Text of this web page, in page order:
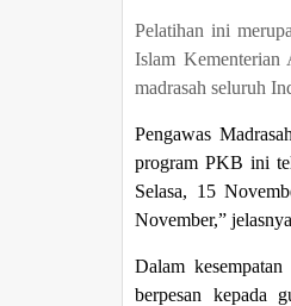
Pelatihan ini
Islam
madrasah seluruh
Pengawas
program PKB ini
Selasa, 15
November,”
Dalam
berpesan kepada